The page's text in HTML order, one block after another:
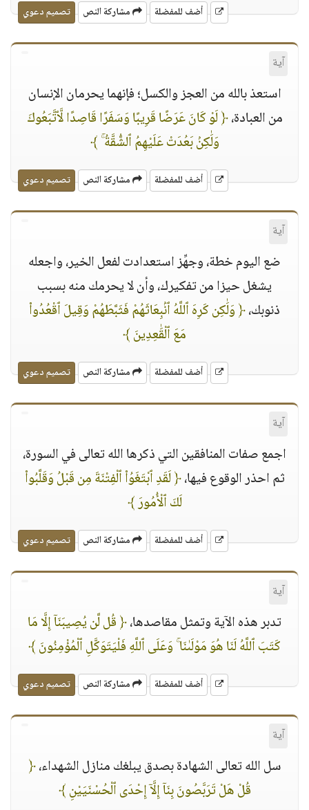
أضف للمفضلة مشاركة النص تصميم دعوي
آية
استعذ بالله من العجز والكسل؛ فإنهما يحرمان الإنسان
من العبادة،﴿ لَوْ كَانَ عَرَضًا قَرِيبًا وَسَفَرًا قَاصِدًا لَّٱتَّبَعُوكَ
وَلَٰكِنۢ بَعُدَتْ عَلَيْهِمُ ٱلشُّقَّةُ ۚ ﴾
أضف للمفضلة مشاركة النص تصميم دعوي
آية
ضع اليوم خطة، وجهِّز استعدادت لفعل الخير، واجعله
يشغل حيزا من تفكيرك، وأن لا يحرمك منه بسبب
ذنوبك،﴿ وَلَٰكِن كَرِهَ ٱللَّهُ ٱنۢبِعَاثَهُمْ فَثَبَّطَهُمْ وَقِيلَ ٱقْعُدُوا۟
مَعَ ٱلْقَٰعِدِينَ ﴾
أضف للمفضلة مشاركة النص تصميم دعوي
آية
اجمع صفات المنافقين التي ذكرها الله تعالى في السورة،
ثم احذر الوقوع فيها،﴿ لَقَدِ ٱبْتَغَوُا۟ ٱلْفِتْنَةَ مِن قَبْلُ وَقَلَّبُوا۟
لَكَ ٱلْأُمُورَ ﴾
أضف للمفضلة مشاركة النص تصميم دعوي
آية
تدبر هذه الآية وتمثل مقاصدها،﴿ قُل لَّن يُصِيبَنَآ إِلَّا مَا
كَتَبَ ٱللَّهُ لَنَا هُوَ مَوْلَىٰنَا ۚ وَعَلَى ٱللَّهِ فَلْيَتَوَكَّلِ ٱلْمُؤْمِنُونَ ﴾
أضف للمفضلة مشاركة النص تصميم دعوي
آية
سل الله تعالى الشهادة بصدق يبلغك منازل الشهداء،﴿
قُلْ هَلْ تَرَبَّصُونَ بِنَآ إِلَّآ إِحْدَى ٱلْحُسْنَيَيْنِ ﴾